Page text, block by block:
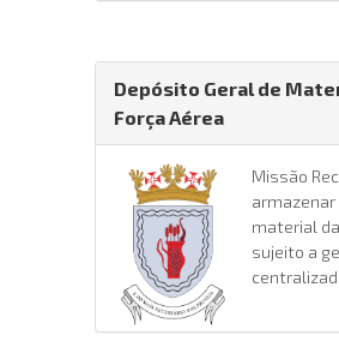
Depósito Geral de
Força Aérea
Missão
material
sujeito a